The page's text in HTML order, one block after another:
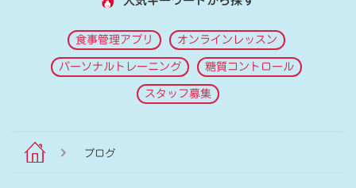
食事管理アプリ オンラインレッスン
パーソナルトレーニング 糖質コントロール
スタッフ募集
ブログ